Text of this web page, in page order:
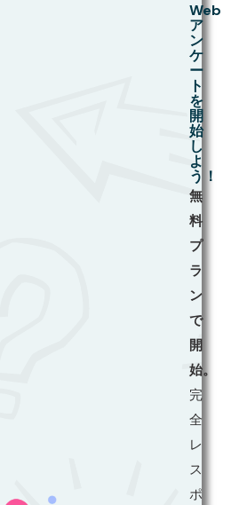
Web
ア
ン
ケ
ー
ト
を
開
始
し
よ
う！
無
料
プ
ラ
ン
で
開
始。
完
全
レ
ス
ポ